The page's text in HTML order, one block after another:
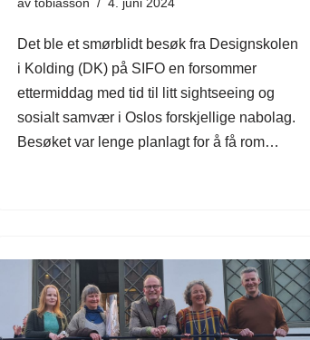
Det ble et smørblidt besøk fra Designskolen
i Kolding (DK) på SIFO en forsommer
ettermiddag med tid til litt sightseeing og
sosialt samvær i Oslos forskjellige nabolag.
Besøket var lenge planlagt for å få rom…